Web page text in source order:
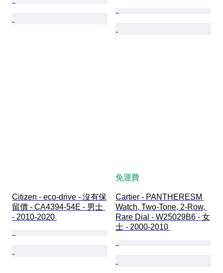
Citizen - eco-drive - 沒有保
留價 - CA4394-54E - 男士
- 2010-2020
免運費
Cartier - PANTHERESM
Watch, Two-Tone, 2-Row,
Rare Dial - W25029B6 - 女
士 - 2000-2010